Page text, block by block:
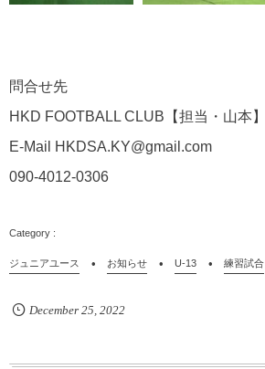
問合せ先
HKD FOOTBALL CLUB 【担当・山本】
E-Mail HKDSA.KY@gmail.com
090-4012-0306
ジュニアユース お知らせ U-13 練習試合
December 25 2022